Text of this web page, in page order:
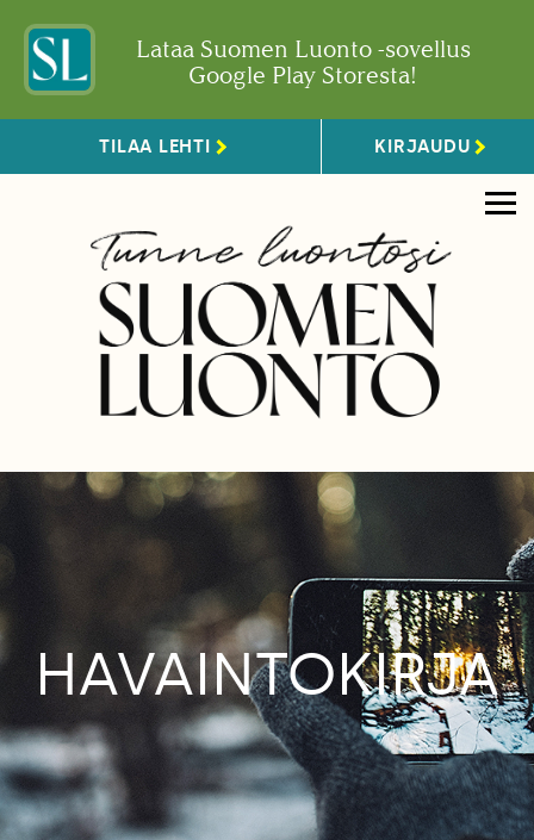
Lataa Suomen Luonto -sovellus
Google Play Storesta!
TILAA LEHTI KIRJAUDU
HAVAINTOKIRJA